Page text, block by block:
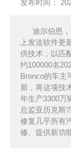
发布时间：
迪尔伯恩
上发送软件
供技术，以匹
约100000名
Bronco的车主
新，将这项技
年生产3300万
总监亚历克斯
修复几乎所有
修、提供新功